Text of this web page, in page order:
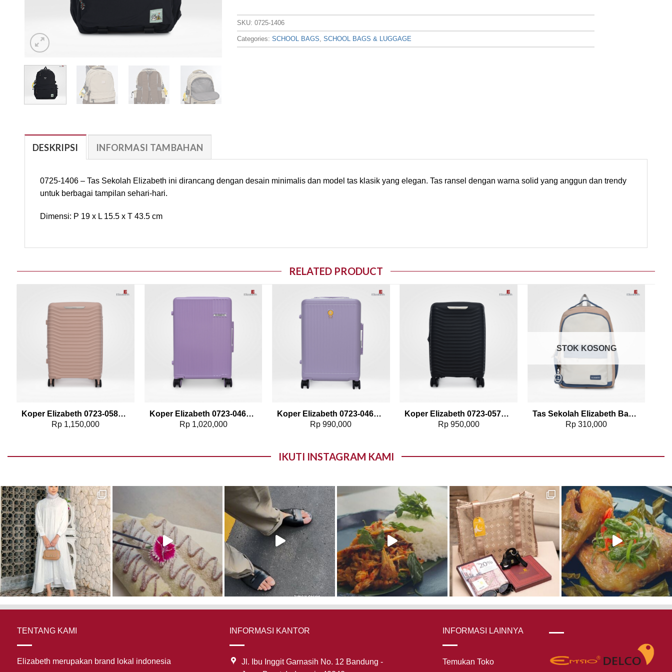
SKU:0725-1406
Categories:SCHOOL BAGS ,SCHOOL BAGS & LUGGAGE
DESKRIPSI INFORMASI TAMBAHAN
0725-1406 – Tas Sekolah Elizabeth ini dirancang dengan desain minimalis dan model tas klasik yang elegan. Tas ransel dengan warna solid yang anggun dan trendy
untuk berbagai tampilan sehari-hari.
Dimensi: P 19 x L 15.5 x T 43.5 cm
RELATED PRODUCT
Add to wishlist
Koper Elizabeth 0723-0580 – 24″
Rp 1,150,000
Add to wishlist
Koper Elizabeth 0723-0468 – 20″
Rp1,020,000
Koper Elizabeth 0723-0461 – 20″
Rp 990,000
Add to wishlist
Koper Elizabeth 0723-0579 – 20″
Rp950,000
Add to wishlist
STOK KOSONG
Tas Sekolah Elizabeth Backpack 0733-0731
Rp 310,000
IKUTI INSTAGRAM KAMI
TENTANG KAMI
Elizabeth merupakan brand lokal indonesia
INFORMASI KANTOR
Jl. Ibu Inggit Garnasih No. 12 Bandung -
INFORMASI LAINNYA
Temukan Toko